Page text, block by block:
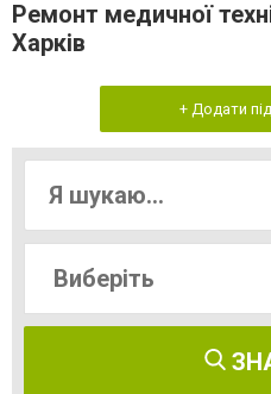
Ремонт медичної
Харків
+ Додати